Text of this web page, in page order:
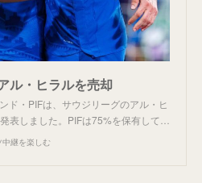
ル・ヒラルを売却
ド・PIFは、サウジリーグのアル・ヒ
表しました。PIFは75%を保有して…
継を楽しむ